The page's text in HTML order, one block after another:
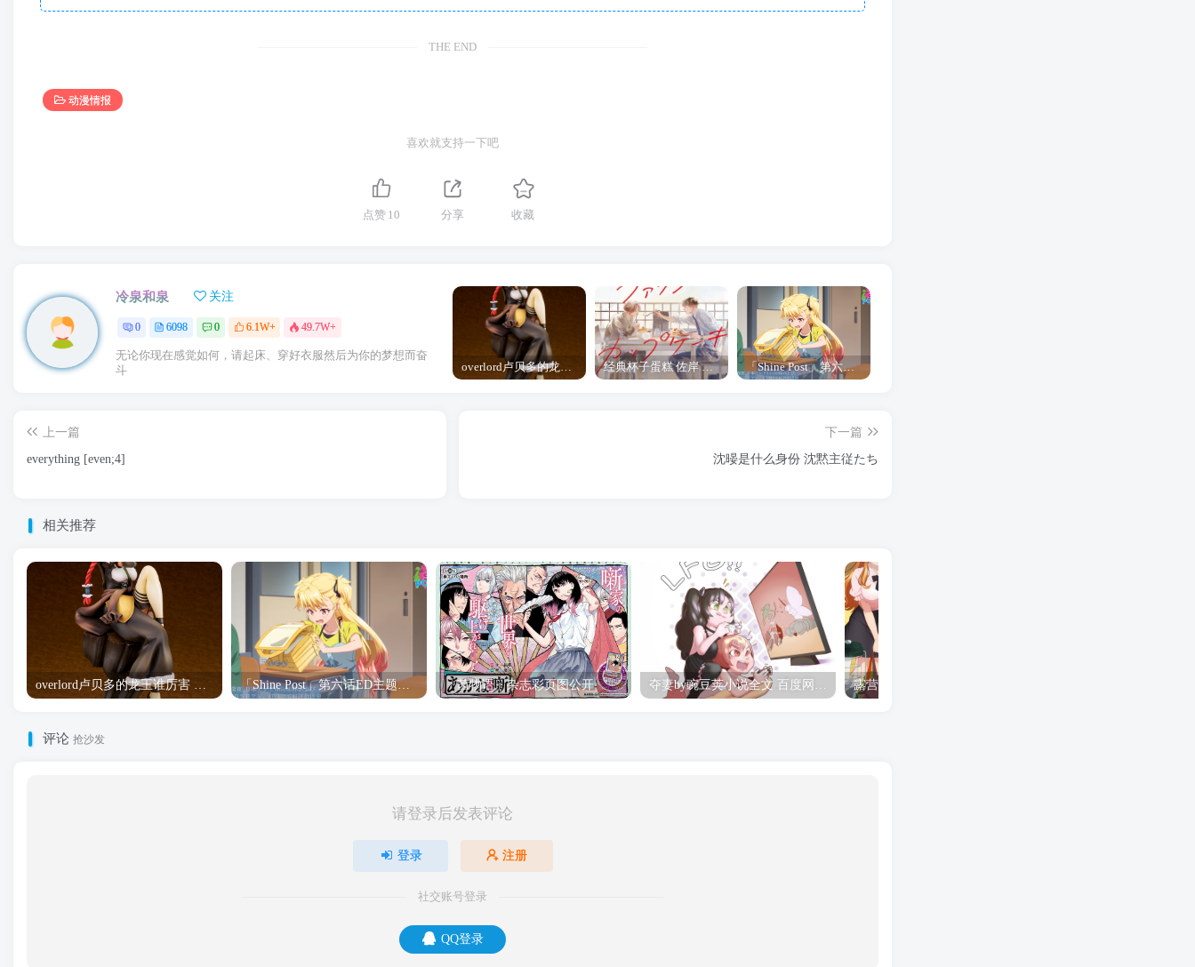
THE END
动漫情报
喜欢就支持一下吧
点赞 10 分享 收藏
冷泉和泉 关注
0 6098 0 6.1W+ 49.7W+
无论你现在感觉如何，请起床、穿好衣服然后为你的梦想而奋
斗
经典杯子蛋糕 佐岸 漫画「经典杯子蛋糕」宣布真人日剧化 「Shine Post」第六话ED主题曲「Yellow Rose」无字幕MV公开
上一篇
everything [even;4]
下一篇
沈暥是什么身份 沈黙主従たち
相关推荐
「Shine Post」第六话ED主题曲「Yellow Rose」无字幕MV公开 「茜物语」杂志彩页图公开
评论 抢沙发
请登录后发表评论
登录 注册
社交账号登录
QQ登录